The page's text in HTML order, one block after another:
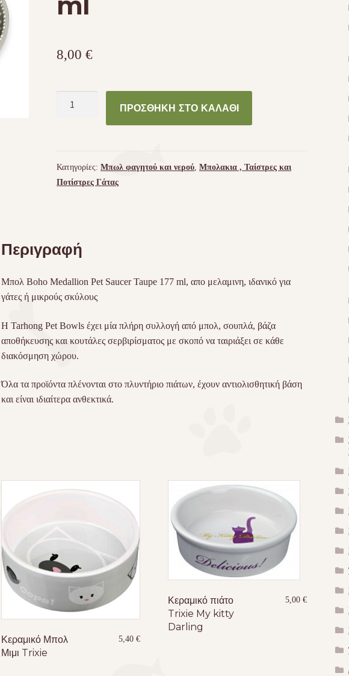
8,00€
177
ml
ΠΡΟΣΘΉΚΗ ΣΤΟ ΚΑΛΆΘΙ
Κατηγορίες:Μπωλ φαγητού και νερού ,Μπολακια , Ταίστρες και
Ποτίστρες Γάτας
Περιγραφή
Μπολ Boho Medallion Pet Saucer Taupe 177 ml, απο μελαμινη, ιδανικό για
γάτες ή μικρούς σκύλους
Η Tarhong Pet Bowls έχει μία πλήρη συλλογή από μπολ, σουπλά, βάζα
αποθήκευσης και κουτάλες σερβιρίσματος με σκοπό να ταιριάξει σε κάθε
διακόσμηση χώρου.
Όλα τα προϊόντα πλένονται στο πλυντήριο πιάτων, έχουν αντιολισθητική βάση
και είναι ιδιαίτερα ανθεκτικά.
Κεραμικό Μπολ
Μιμι Trixie
5,40 €
Κεραμικό πιάτο
Trixie My kitty
Darling
5,00€